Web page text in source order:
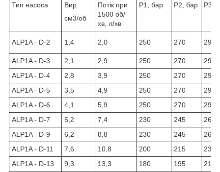
Тип насоса
Вир.
см3/об
Потік при
1500 об/
хв, л/хв
Р1, бар Р2, бар Р3,
ALP1A - D-2 1,4 2,0 250 270 290
ALP1A - D-3 2,1 2,9 250 270
290
ALP1A - D-4
2,8 3,9 250 270
290
ALP1A - D-5
3,5 4,9 250 270
290
ALP1A - D-6
4,1 5,9 250 270
290
ALP1A - D-7
5,2 7,4 230 245
260
ALP1A - D-9
6,2 8,8 230 245
260
ALP1A - D-11
7,6 10,8 200 215
230
ALP1A - D-13
9,3 13,3 180 195
210